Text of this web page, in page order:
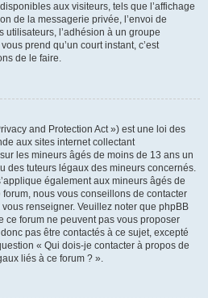
aux visiteurs, tels que l’affichage
de la messagerie privée, l’envoi de
l’adhésion à un groupe
prend qu’un court instant, c’est
de le faire.
and Protection Act ») est une loi des
aux sites internet collectant
les mineurs âgés de moins de 13 ans un
des tuteurs légaux des mineurs concernés.
également aux mineurs âgés de
nous vous conseillons de contacter
renseigner. Veuillez noter que phpBB
ce forum ne peuvent pas vous proposer
pas être contactés à ce sujet, excepté
« Qui dois-je contacter à propos de
liés à ce forum ? ».